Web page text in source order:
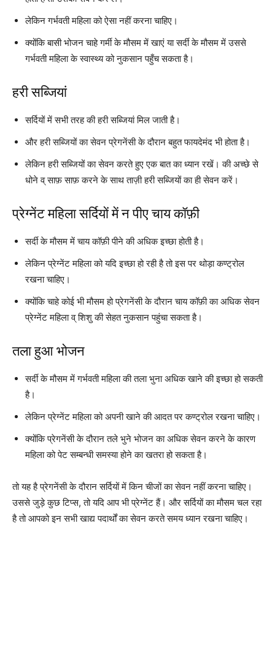
लेकिन गर्भवती महिला को ऐसा नहीं करना चाहिए।
क्योंकि बासी भोजन चाहे गर्मी के मौसम में खाएं या सर्दी के मौसम में उससे
गर्भवती महिला के स्वास्थ्य को नुकसान पहुँच सकता है।
हरी सब्जियां
सर्दियों में सभी तरह की हरी सब्जियां मिल जाती है।
और हरी सब्जियों का सेवन प्रेगनेंसी के दौरान बहुत फायदेमंद भी होता है।
लेकिन हरी सब्जियों का सेवन करते हुए एक बात का ध्यान रखें। की अच्छे से
धोने व् साफ़ साफ़ करने के साथ ताज़ी हरी सब्जियों का ही सेवन करें।
प्रेग्नेंट महिला सर्दियों में न पीए चाय कॉफ़ी
सर्दी के मौसम में चाय कॉफ़ी पीने की अधिक इच्छा होती है।
लेकिन प्रेग्नेंट महिला को यदि इच्छा हो रही है तो इस पर थोड़ा कण्ट्रोल
रखना चाहिए।
क्योंकि चाहे कोई भी मौसम हो प्रेगनेंसी के दौरान चाय कॉफ़ी का अधिक सेवन
प्रेग्नेंट महिला व् शिशु की सेहत नुकसान पहुंचा सकता है।
तला हुआ भोजन
सर्दी के मौसम में गर्भवती महिला की तला भुना अधिक खाने की इच्छा हो सकती
है।
लेकिन प्रेग्नेंट महिला को अपनी खाने की आदत पर कण्ट्रोल रखना चाहिए।
क्योंकि प्रेगनेंसी के दौरान तले भुने भोजन का अधिक सेवन करने के कारण
महिला को पेट सम्बन्धी समस्या होने का खतरा हो सकता है।
तो यह है प्रेगनेंसी के दौरान सर्दियों में किन चीजों का सेवन नहीं करना चाहिए।
उससे जुड़े कुछ टिप्स, तो यदि आप भी प्रेग्नेंट हैं। और सर्दियों का मौसम चल रहा
है तो आपको इन सभी खाद्य पदार्थों का सेवन करते समय ध्यान रखना चाहिए।